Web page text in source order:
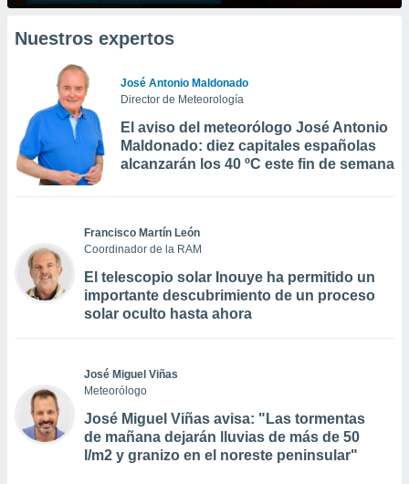
Nuestros expertos
José Antonio Maldonado
Director de Meteorología
El aviso del meteorólogo José Antonio
Maldonado: diez capitales españolas
alcanzarán los 40 ºC este fin de semana
Francisco Martín León
Coordinador de la RAM
El telescopio solar Inouye ha permitido un
importante descubrimiento de un proceso
solar oculto hasta ahora
José Miguel Viñas
Meteorólogo
José Miguel Viñas avisa: "Las tormentas
de mañana dejarán lluvias de más de 50
l/m2 y granizo en el noreste peninsular"